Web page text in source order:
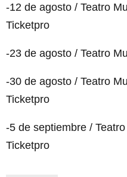
-12 de agosto / Teatro
Ticketpro
-23 de agosto / Teatro
-30 de agosto / Teatro
Ticketpro
-5 de septiembre /
Ticketpro